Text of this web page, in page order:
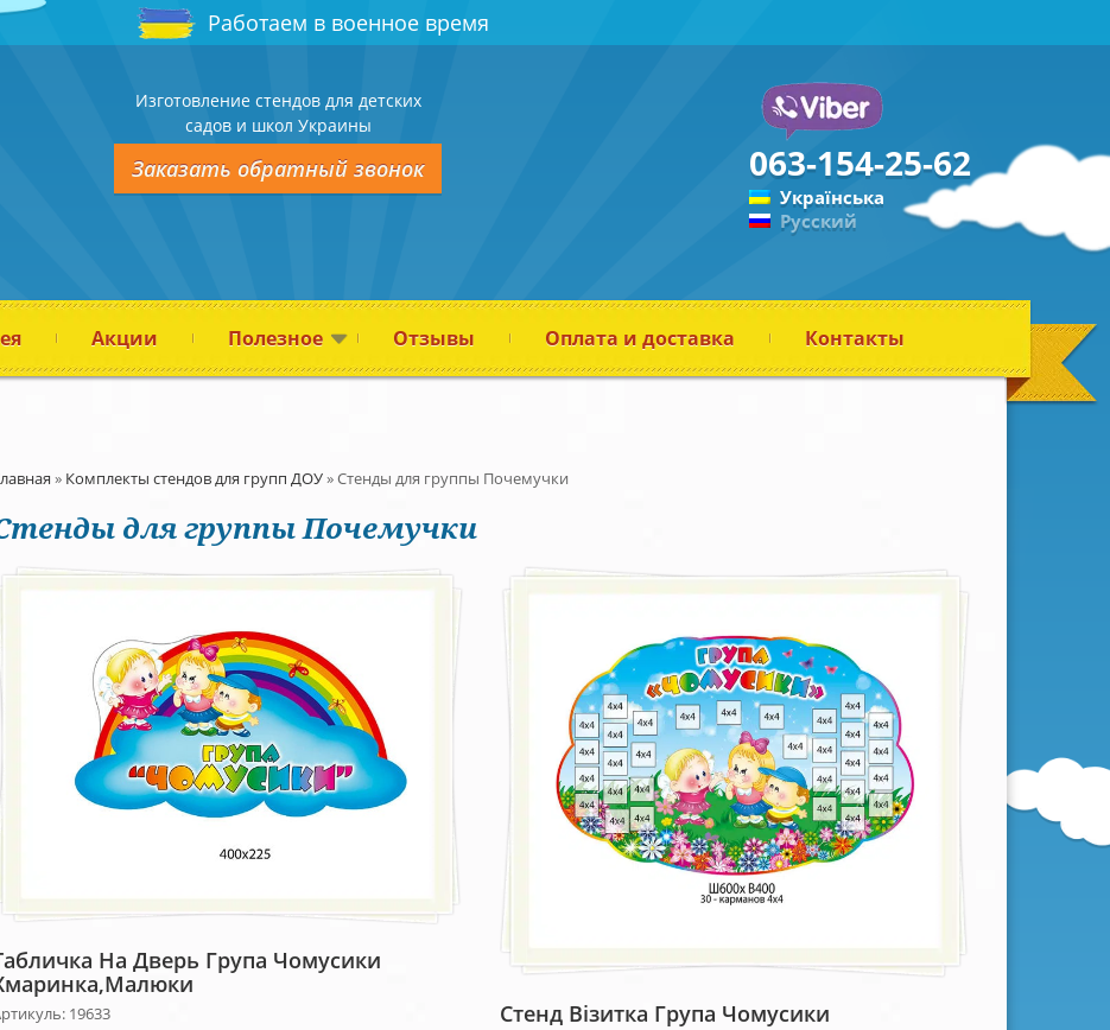
Работаем в военное время
Изготовление стендов для детских
садов и школ Украины
Заказать обратный звонок 063-154-25-62
Українська
Русский
Акции Полезное Отзывы Оплата и доставка Контакты
» Комплекты стендов для групп ДОУ»Стенды для группы Почемучки
для группы Почемучки
На Дверь Група Чомусики
19633 Стенд Візитка Група Чомусики